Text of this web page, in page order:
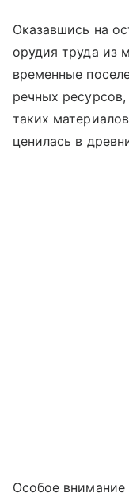
Оказавшись на
орудия труда из
временные
речных
таких
ценилась в
Особое внимание